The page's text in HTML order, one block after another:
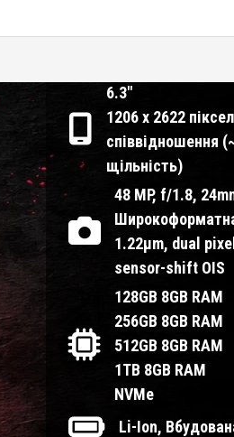
6.3"
1206 x 2622
співвідношення
щільність)
48 MP, f/1.8,
1.22µm, dual
sensor-shift OIS
128GB 8GB RAM
256GB 8GB RAM
512GB 8GB RAM
1TB 8GB RAM
NVMe
Li-Ion,